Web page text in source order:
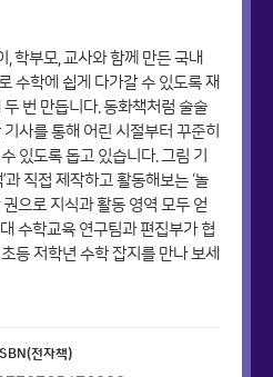
학부모, 교사와 함께 만든 국내
수학에 쉽게 다가갈 수 있도록 재
번 만듭니다. 동화책처럼 술술
사를 통해 어린 시절부터 꾸준히
있도록 돕고 있습니다. 그림 기
과 직접 제작하고 활동해보는 ‘놀
으로 지식과 활동 영역 모두 얻
수학교육 연구팀과 편집부가 협
등 저학년 수학 잡지를 만나 보세
전자책)